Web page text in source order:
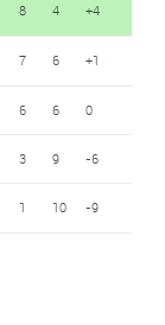
8 4 +4
7 6 +1
6 6 0
3 9 -6
1 10 -9